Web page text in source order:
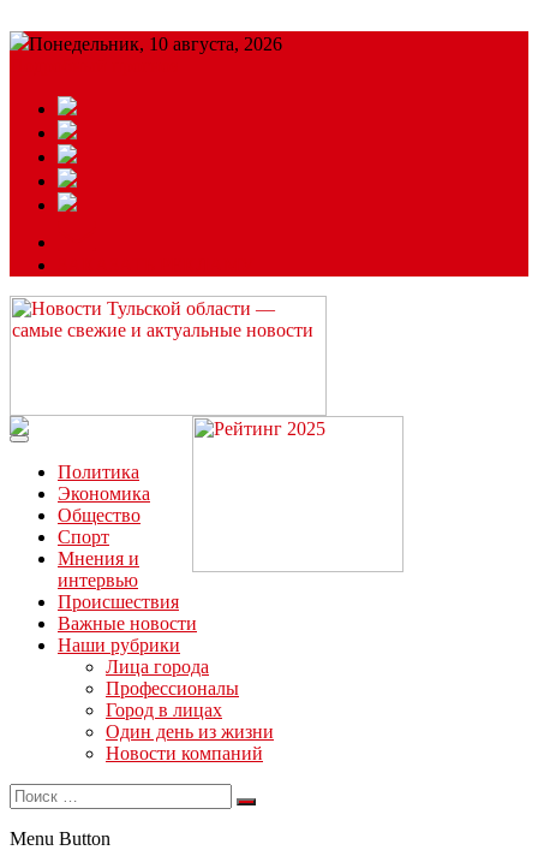
Понедельник, 10 августа, 2026
Читайте последние новости дня в Тульской области на сайте
“ЗаНовомосковск”
Политика
Экономика
Общество
Спорт
Мнения и
интервью
Происшествия
Важные новости
Наши рубрики
Лица города
Профессионалы
Город в лицах
Один день из жизни
Новости компаний
Menu Button